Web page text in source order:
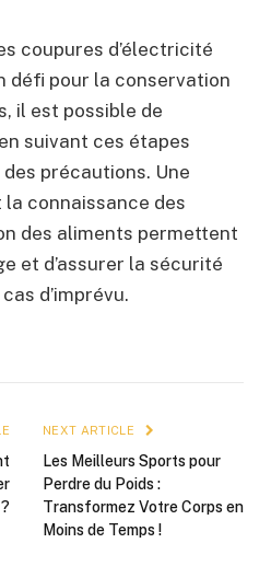
coupures d’électricité
défi pour la conservation
il est possible de
suivant ces étapes
précautions. Une
connaissance des
des aliments permettent
et d’assurer la sécurité
d’imprévu.
NEXT ARTICLE
Les Meilleurs Sports pour
Perdre du Poids :
Transformez Votre Corps en
Moins de Temps !